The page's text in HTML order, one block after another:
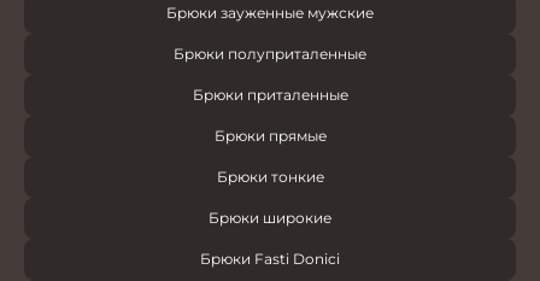
Брюки зауженные мужские
Брюки полуприталенные
Брюки приталенные
Брюки прямые
Брюки тонкие
Брюки широкие
Брюки Fasti Donici